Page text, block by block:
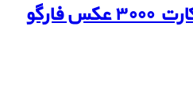
ریبون دستگاه چاپ کارت ۳۰۰۰ عکس فارگو